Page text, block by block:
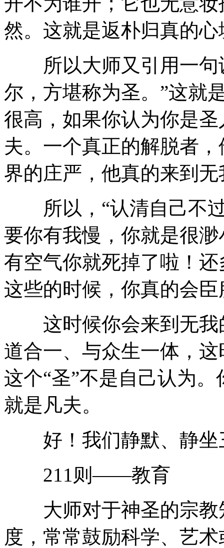
然。这就是返朴归真的
所以大师又引用一句
尔，方堪称为圣。”这就
很高，如果你认为你是
夫。一个真正的解脱者
界的庄严，他真的来到
所以，“认清自己不过
要你有我慢，你就是很
有空气你就死掉了啦！
这些的时候，你真的会
这时候你会来到无我
道合一、与众生一体，
这个“圣”不是自己认为
就是凡夫。
好！我们静默、静坐
211则——教育
大师对于神圣的宗教
度，常常鼓励科学、艺